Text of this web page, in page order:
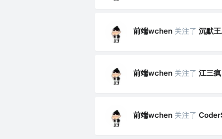
前端wchen 关注了 沉默
前端wchen 关注了 江三疯
前端wchen 关注了